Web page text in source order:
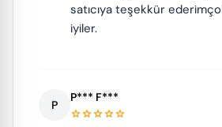
satıcıya teşekkür
iyiler.
P
P*** F***
starstarstarstarstar